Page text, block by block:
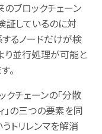
のブロックチェーン
証しているのに対
るノードだけが検
り並行処理が可能と
。
クチェーンの「分散
ィ」の三つの要素を同
トリレンマを解消